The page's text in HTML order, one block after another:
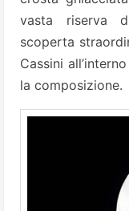
vasta riserva
scoperta
Cassini
la composizione.